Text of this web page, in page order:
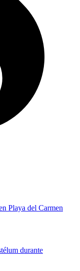
Playa del Carmen
durante